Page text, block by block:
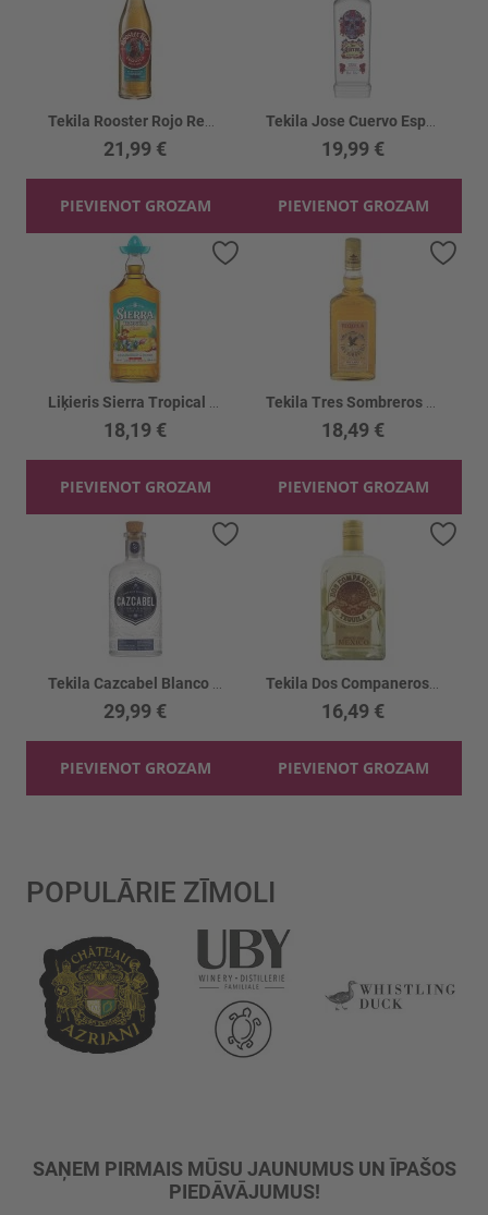
21,99 €
PIEVIENOT GROZAM
19,99 €
PIEVIENOT GROZAM
18,19 €
PIEVIENOT GROZAM
18,49 €
PIEVIENOT GROZAM
29,99 €
PIEVIENOT GROZAM
Pievienot vēlmju sarakstam
16,49 €
PIEVIENOT GROZAM
POPULĀRIE ZĪMOLI
SAŅEM PIRMAIS MŪSU JAUNUMUS UN ĪPAŠOS
PIEDĀVĀJUMUS!